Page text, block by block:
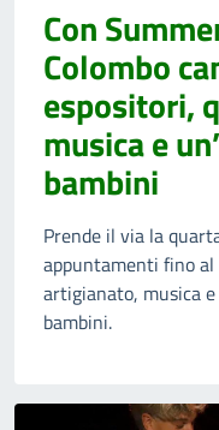
Con
Colombo
espositori,
musica e
bambini
Prende il via la
appuntamenti fino
artigianato, musica
bambini.